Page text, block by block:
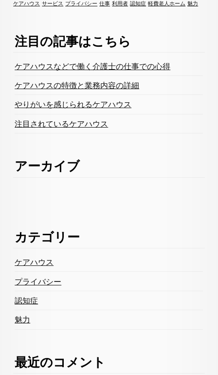
ケアハウス サービス プライバシー 仕事 利用者 認知症 軽費老人ホーム 魅力
注目の記事はこちら
ケアハウスなどで働く介護士の仕事での心得
ケアハウスの特徴と業務内容の詳細
やりがいを感じられるケアハウス
注目されているケアハウス
アーカイブ
カテゴリー
ケアハウス
プライバシー
認知症
魅力
最近のコメント